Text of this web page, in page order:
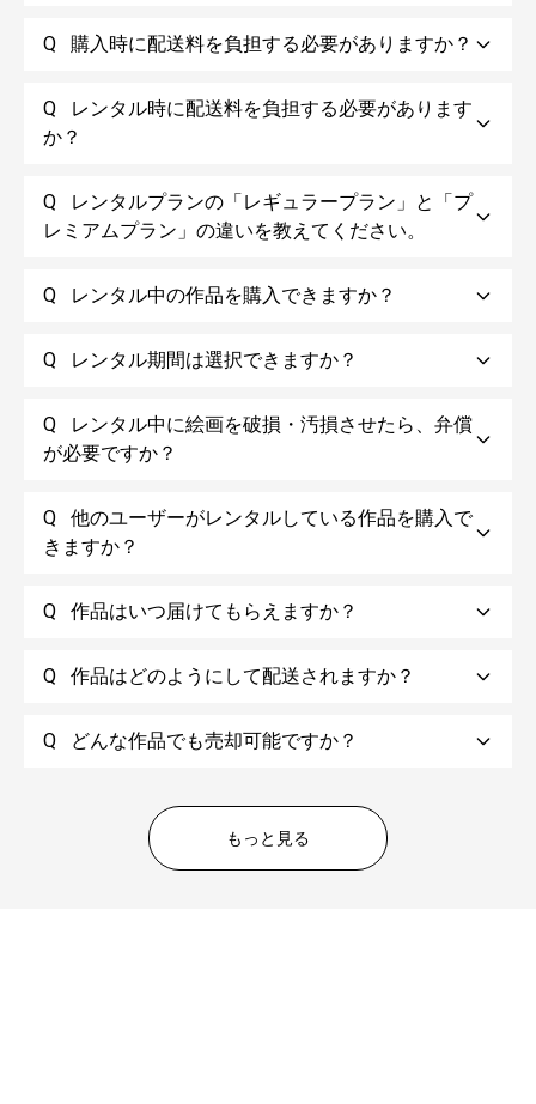
Q 購入時に配送料を負担する必要がありますか？
Q
レンタル時に配送料を負担する必要があります
か？
Q
レンタルプランの「レギュラープラン」と「プ
レミアムプラン」の違いを教えてください。
Q レンタル中の作品を購入できますか？
Q レンタル期間は選択できますか？
Q
レンタル中に絵画を破損・汚損させたら、弁償
が必要ですか？
Q
他のユーザーがレンタルしている作品を購入で
きますか？
Q 作品はいつ届けてもらえますか？
Q 作品はどのようにして配送されますか？
Q どんな作品でも売却可能ですか？
もっと見る